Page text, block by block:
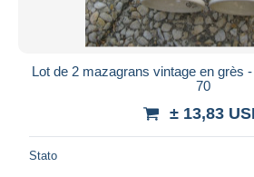
Lot de 2 mazagrans vintage en grès
70
± 13,83
Stato